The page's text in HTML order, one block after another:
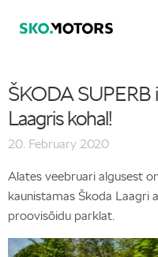
ŠKODA SUPERB
Laagris kohal!
20. February 2020
Alates veebruari algusest
kaunistamas Škoda Laagri
proovisõidu parklat.